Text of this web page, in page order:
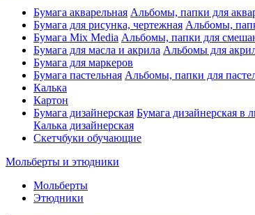
Бумага акварельная Альбомы, папки для
Бумага для рисунка, чертежная Альбомы,
Бумага Mix Media Альбомы, папки для
Бумага для масла и акрила Альбомы для
Бумага для маркеров
Бумага пастельная Альбомы, папки для
Калька
Картон
Бумага дизайнерская Бумага дизайнерская в
Калька дизайнерская
Скетчбуки обучающие
Мольберты и этюдники
Мольберты
Этюдники